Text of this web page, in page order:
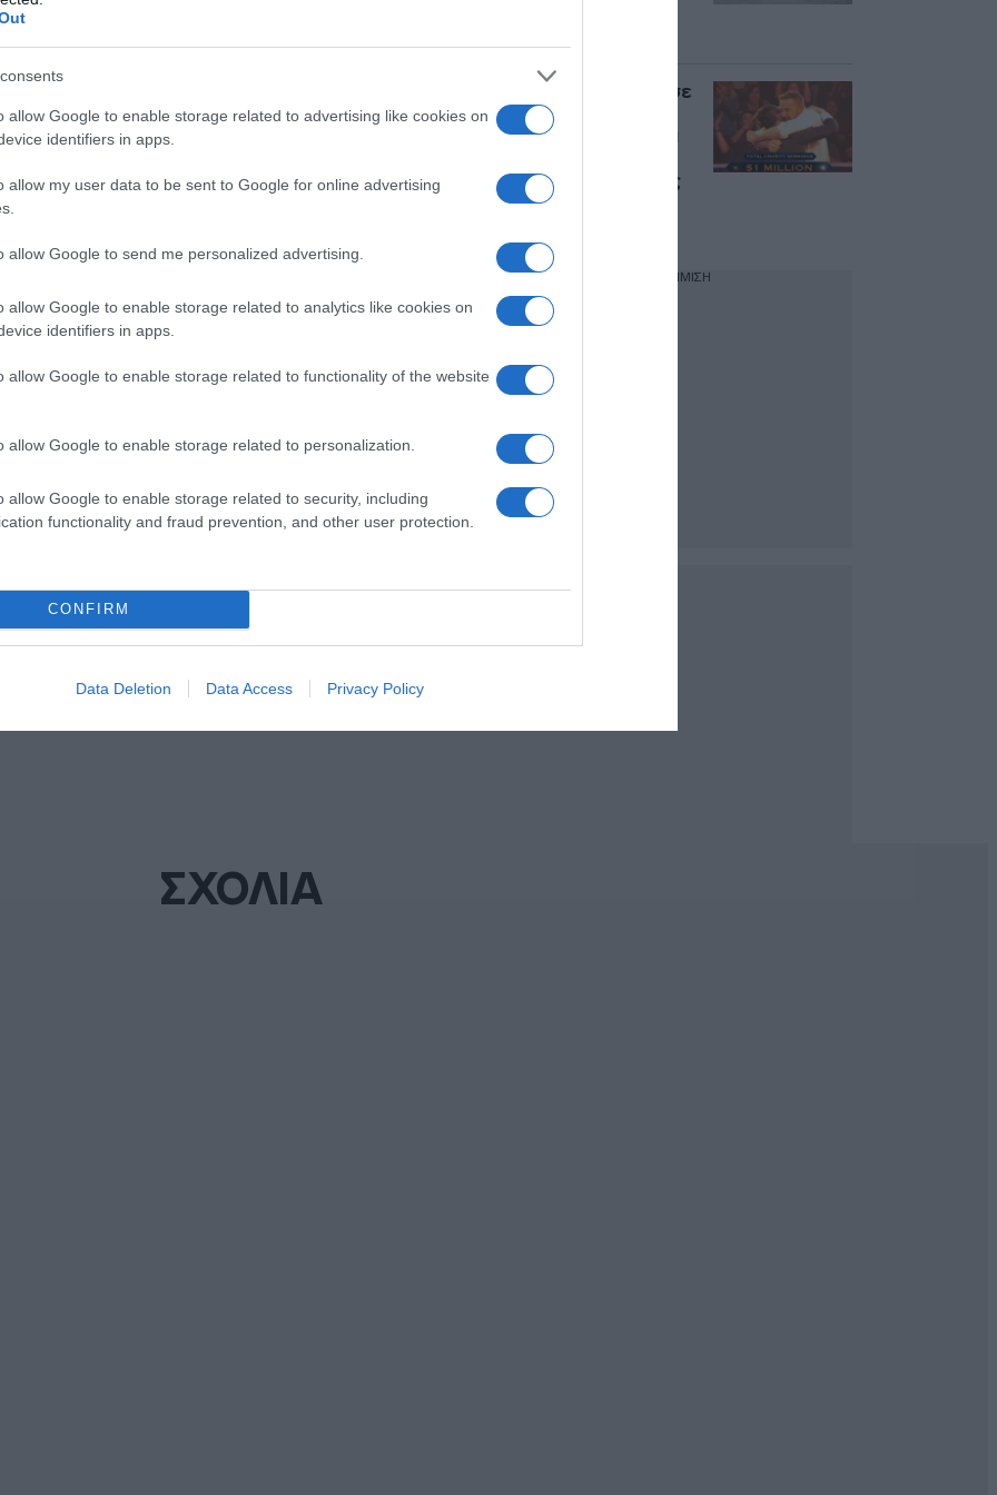
allow Google to enable storage related to advertising like cookies on
identifiers in apps.
allow my user data to be sent to Google for online advertising
allow Google to send me personalized advertising.
allow Google to enable storage related to analytics like cookies on
identifiers in apps.
allow Google to enable storage related to functionality of the website
allow Google to enable storage related to personalization.
allow Google to enable storage related to security, including
functionality and fraud prevention, and other user protection.
CONFIRM
Data Deletion Data Access Privacy Policy
στην Καλλιθέα – Θωρακίζεται η
(βίντεο)
αεροναυτιλίας στο νέο Διεθνές
να τεθεί σε λειτουργία τον Νοέμβριο
οι εγκύκλιοι που δεν αναρτώνται
ιστοσελίδες των φορέων που τις
Newsκαι μάθετε πρώτοι όλες τις ειδήσεις
Μπεν Άφλεκ: Κέρδισε
1 εκατ. δολάρια στο
“Ποιος θέλει να γίνει
Δείτε βίντεο με τους
πανηγυρισμούς του
ΔΙΑΦΗΜΙΣΗ
ΣΧΟΛΙΑ